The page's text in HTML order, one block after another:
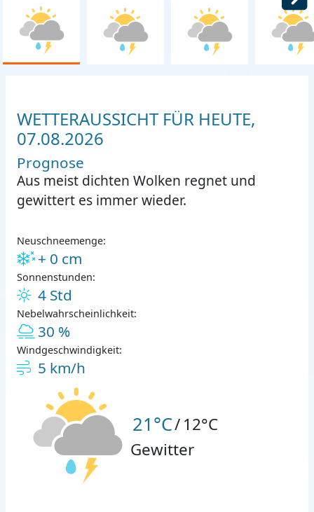
WETTERAUSSICHT FÜR HEUTE,
07.08.2026
Prognose
Aus meist dichten Wolken regnet und
gewittert es immer wieder.
Neuschneemenge:
+ 0 cm
Sonnenstunden:
4 Std
Nebelwahrscheinlichkeit:
30 %
Windgeschwindigkeit:
5 km/h
21°C/12°C
Gewitter